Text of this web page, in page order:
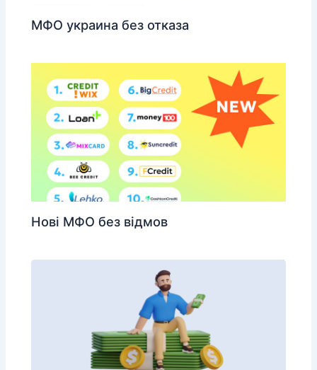
МФО украина без отказа
Нові МФО без відмов